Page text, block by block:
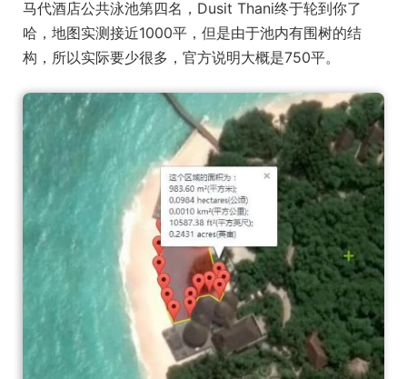
马代酒店公共泳池第四名，Dusit Thani终于轮到你了
哈，地图实测接近1000平，但是由于池内有围树的结
构，所以实际要少很多，官方说明大概是750平。